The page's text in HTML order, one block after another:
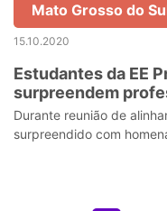
Mato Grosso do
15.10.2020
Estudantes da EE
surpreendem
Durante reunião de
surpreendido com